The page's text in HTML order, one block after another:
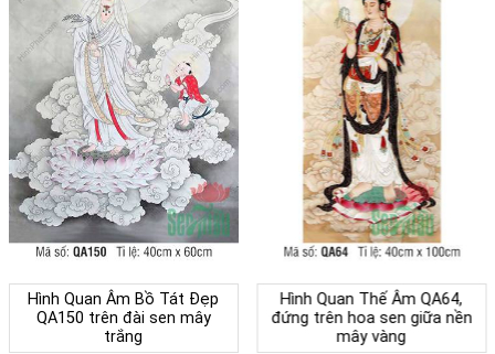
Hình Quan Âm Bồ Tát Đẹp
QA150 trên đài sen mây
trắng
Hình Quan Thế Âm QA64,
đứng trên hoa sen giữa nền
mây vàng